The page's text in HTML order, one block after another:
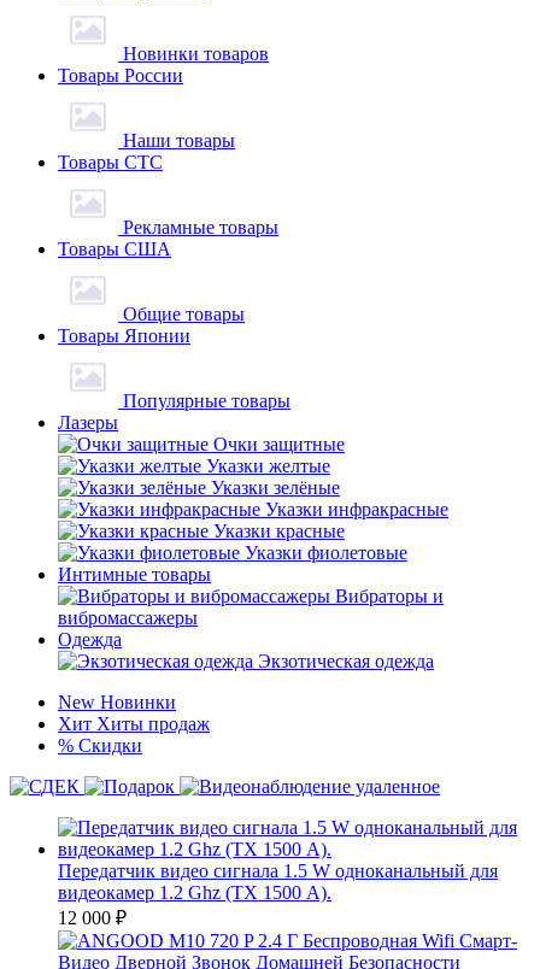
Новинки товаров
Товары России
Наши товары
Товары СТС
Рекламные товары
Товары США
Общие товары
Товары Японии
Популярные товары
Лазеры
Очки защитные
Указки желтые
Указки зелёные
Указки инфракрасные
Указки красные
Указки фиолетовые
Интимные товары
Вибраторы и
вибромассажеры
Одежда
Экзотическая одежда
New Новинки
Хит Хиты продаж
% Скидки
Передатчик видео сигнала 1.5 W одноканальный для
видеокамер 1.2 Ghz (ТХ 1500 А).
12 000 ₽